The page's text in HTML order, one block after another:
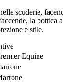
scuderie,
la bottica
e stile.
Equine